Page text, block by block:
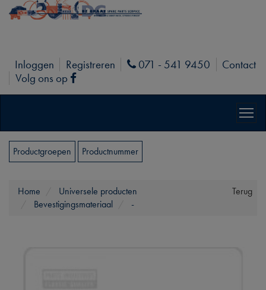
Inloggen Registreren Phone
071 - 541 9450
Contact
Volg ons op
Facebook
Productgroepen Productnummer
Terug
Home
Universele producten
Bevestigingsmateriaal
-